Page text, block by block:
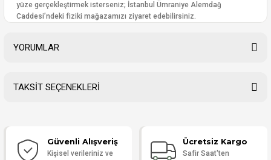
yüze gerçekleştirmek isterseniz; İstanbul Ümraniye Alemdağ
Caddesi’ndeki fiziki mağazamızı ziyaret edebilirsiniz.
YORUMLAR
Yorum Yaz
TAKSİT SEÇENEKLERİ
Güvenli Alışveriş
Kişisel verileriniz ve
Ücretsiz Kargo
Safir Saat'ten